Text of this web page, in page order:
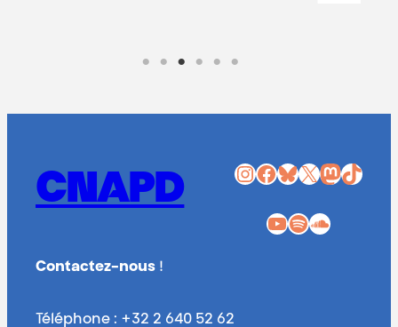
CNAPD InstagramFacebook Bluesky X Mastodon TikTok
YouTube Spotify SoundCloud
Contactez-nous !
Téléphone : +32 2 640 52 62